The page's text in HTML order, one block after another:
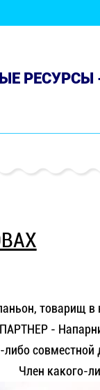
РЕСУРСЫ
товарищ в
-
совместной
Член какого-